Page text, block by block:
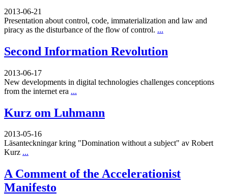
2013-06-21
Presentation about control, code, immaterialization and law and
piracy as the disturbance of the flow of control. ...
Second Information Revolution
2013-06-17
New developments in digital technologies challenges conceptions
from the internet era ...
Kurz om Luhmann
2013-05-16
Läsanteckningar kring "Domination without a subject" av Robert
Kurz ...
A Comment of the Accelerationist
Manifesto